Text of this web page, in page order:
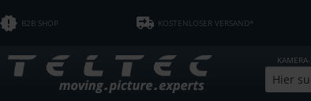
B2B SHOP KOSTENLOSER VERSAND*